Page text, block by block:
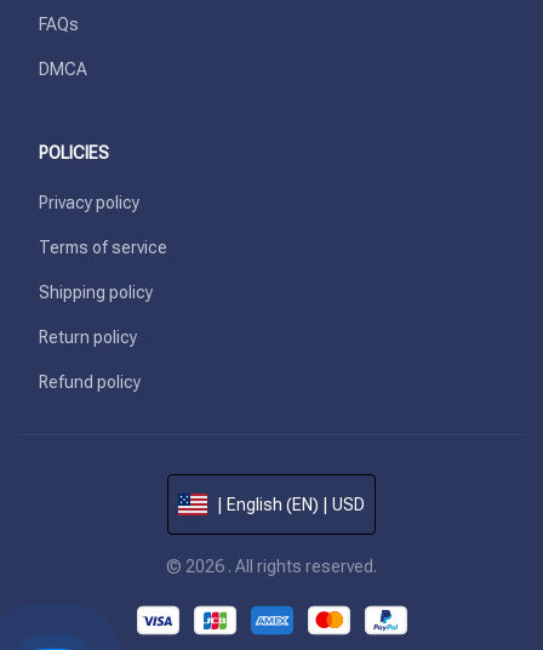
FAQs
DMCA
POLICIES
Privacy policy
Terms of service
Shipping policy
Return policy
Refund policy
| English (EN) | USD
© 2026 . All rights reserved.